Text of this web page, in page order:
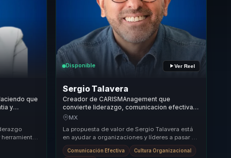
que
y
que
Disponible Ver Reel
Sergio Talavera
Creador de CARISMAnagement que
convierte liderazgo, comunicacion efectiva y
cultura humana en claridad, agilidad y
MX
La propuesta de valor de Sergio Talavera está
en ayudar a organizaciones y líderes a pasar de
culturas desgastadas o poco coherentes a en...
Comunicación Efectiva Cultura Organizacional